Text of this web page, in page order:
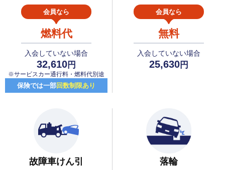
会員なら
燃料代
入会していない場合
32,610円
※サービスカー通行料・燃料代別途
保険では一部回数制限あり
会員なら
無料
入会していない場合
25,630円
故障車けん引 落輪